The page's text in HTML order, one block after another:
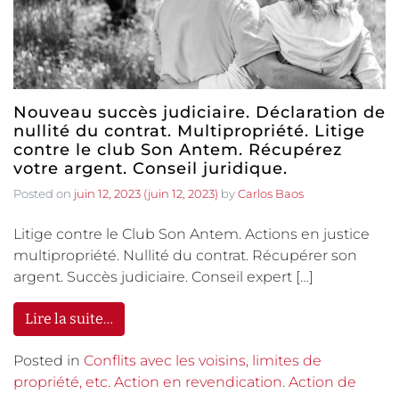
Nouveau succès judiciaire. Déclaration de
nullité du contrat. Multipropriété. Litige
contre le club Son Antem. Récupérez
votre argent. Conseil juridique.
Posted on juin 12, 2023 (juin 12, 2023) byCarlos Baos
Litige contre le Club Son Antem. Actions en justice
multipropriété. Nullité du contrat. Récupérer son
argent. Succès judiciaire. Conseil expert […]
Lire la suite…
Posted in Conflits avec les voisins, limites de
propriété, etc. Action en revendication. Action de